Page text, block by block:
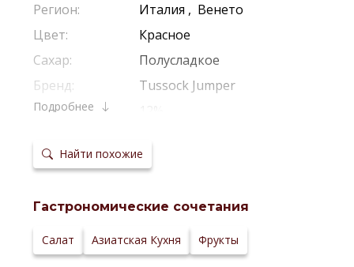
Регион:
Италия , Венето
Цвет:
Красное
Сахар:
Полусладкое
Бренд:
Tussock Jumper
Крепость:
Виноград:
Мерло
хранения:
Температура
10-12 *С
Сайт
производителя:
Подробнее
Найти похожие
Гастрономические сочетания
Салат Азиатская Кухня Фрукты